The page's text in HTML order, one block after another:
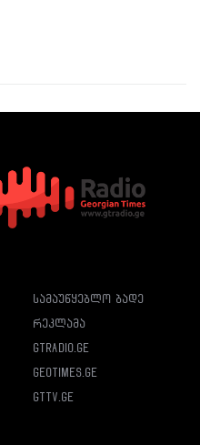
სამაუწყებლო ბადე
რეკლამა
gtradio.ge
geotimes.ge
gttv.ge